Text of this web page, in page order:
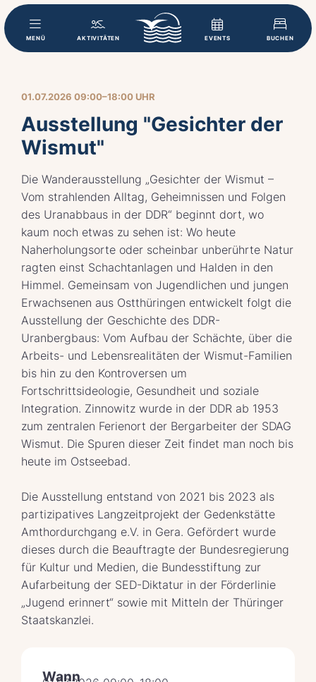
MENÜ AKTIVITÄTEN EVENTS BUCHEN
01.07.2026 09:00–18:00 UHR
Ausstellung "Gesichter der
Wismut"
Die Wanderausstellung „Gesichter der Wismut –
Vom strahlenden Alltag, Geheimnissen und Folgen
des Uranabbaus in der DDR“ beginnt dort, wo
kaum noch etwas zu sehen ist: Wo heute
Naherholungsorte oder scheinbar unberührte Natur
ragten einst Schachtanlagen und Halden in den
Himmel. Gemeinsam von Jugendlichen und jungen
Erwachsenen aus Ostthüringen entwickelt folgt die
Ausstellung der Geschichte des DDR-
Uranbergbaus: Vom Aufbau der Schächte, über die
Arbeits- und Lebensrealitäten der Wismut-Familien
bis hin zu den Kontroversen um
Fortschrittsideologie, Gesundheit und soziale
Integration. Zinnowitz wurde in der DDR ab 1953
zum zentralen Ferienort der Bergarbeiter der SDAG
Wismut. Die Spuren dieser Zeit findet man noch bis
heute im Ostseebad.
Die Ausstellung entstand von 2021 bis 2023 als
partizipatives Langzeitprojekt der Gedenkstätte
Amthordurchgang e.V. in Gera. Gefördert wurde
dieses durch die Beauftragte der Bundesregierung
für Kultur und Medien, die Bundesstiftung zur
Aufarbeitung der SED-Diktatur in der Förderlinie
„Jugend erinnert“ sowie mit Mitteln der Thüringer
Staatskanzlei.
Wann